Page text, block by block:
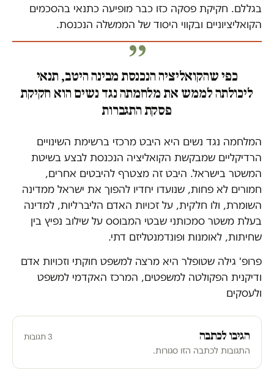
בגללם. חקיקת פסקה כזו כבר מופיעה כתנאי בהסכמים
הקואליציוניים ובקווי היסוד של הממשלה הנכנסת.
כפי שהקואליציה הנכנסת מבינה היטב, תנאי
ליכולתה לממש את מלחמתה נגד נשים הוא חקיקת
פסקת התגברות
המלחמה נגד נשים היא היבט מרכזי ברשימת השינויים
הרדיקליים שמבקשת הקואליציה הנכנסת לבצע בשיטת
המשטר בישראל. היבט זה מצטרף להיבטים אחרים,
חמורים לא פחות, שנועדו יחדיו להפוך את ישראל ממדינה
השומרת, ולו חלקית, על זכויות האדם הליברליות, למדינה
בעלת משטר סמכותני שבטי המבוסס על שילוב נפיץ בין
שחיתות, לאומנות ופונדמנטליזם דתי.
פרופ' גילה שטופלר היא מרצה למשפט חוקתי וזכויות אדם
ודיקנית הפקולטה למשפטים, המרכז האקדמי למשפט
ולעסקים
הגיבו לכתבה 3 תגובות
התגובות לכתבה הזו סגורות.